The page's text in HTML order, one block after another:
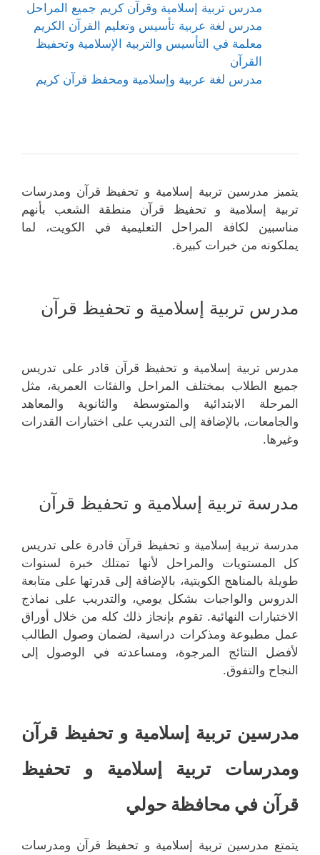
مدرس تربية إسلامية وقرآن كريم جميع المراحل
مدرس لغة عربية تأسيس وتعليم القرآن الكريم
معلمة في التأسيس والتربية الإسلامية وتحفيظ
القرآن
مدرس لغة عربية وإسلامية ومحفظ قرآن كريم
يتميز مدرسين تربية إسلامية و تحفيظ قرآن ومدرسات
تربية إسلامية و تحفيظ قرآن منطقة الشعب بأنهم
مناسبين لكافة المراحل التعليمية في الكويت، لما
يملكونه من خبرات كبيرة.
مدرس تربية إسلامية و تحفيظ قرآن
مدرس تربية إسلامية و تحفيظ قرآن قادر على تدريس
جميع الطلاب بمختلف المراحل والفئات العمرية، مثل
المرحلة الابتدائية والمتوسطة والثانوية والمعاهد
والجامعات، بالإضافة إلى التدريب على اختبارات القدرات
وغيرها.
مدرسة تربية إسلامية و تحفيظ قرآن
مدرسة تربية إسلامية و تحفيظ قرآن قادرة على تدريس
كل المستويات والمراحل لأنها تمتلك خبرة لسنوات
طويلة بالمناهج الكويتية، بالإضافة إلى قدرتها على متابعة
الدروس والواجبات بشكل يومي، والتدريب على نماذج
الاختبارات النهائية. تقوم بإنجاز ذلك كله من خلال أوراق
عمل مطبوعة ومذكرات دراسية، لضمان وصول الطالب
لأفضل النتائج المرجوة، ومساعدته في الوصول إلى
النجاح والتفوق.
مدرسين تربية إسلامية و تحفيظ قرآن
ومدرسات تربية إسلامية و تحفيظ
قرآن في محافظة حولي
يتمتع مدرسين تربية إسلامية و تحفيظ قرآن ومدرسات